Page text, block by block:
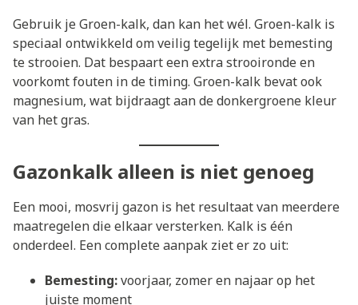
Gebruik je Groen-kalk, dan kan het wél. Groen-kalk is
speciaal ontwikkeld om veilig tegelijk met bemesting
te strooien. Dat bespaart een extra strooironde en
voorkomt fouten in de timing. Groen-kalk bevat ook
magnesium, wat bijdraagt aan de donkergroene kleur
van het gras.
Gazonkalk alleen is niet genoeg
Een mooi, mosvrij gazon is het resultaat van meerdere
maatregelen die elkaar versterken. Kalk is één
onderdeel. Een complete aanpak ziet er zo uit:
Bemesting:voorjaar, zomer en najaar op het
juiste moment